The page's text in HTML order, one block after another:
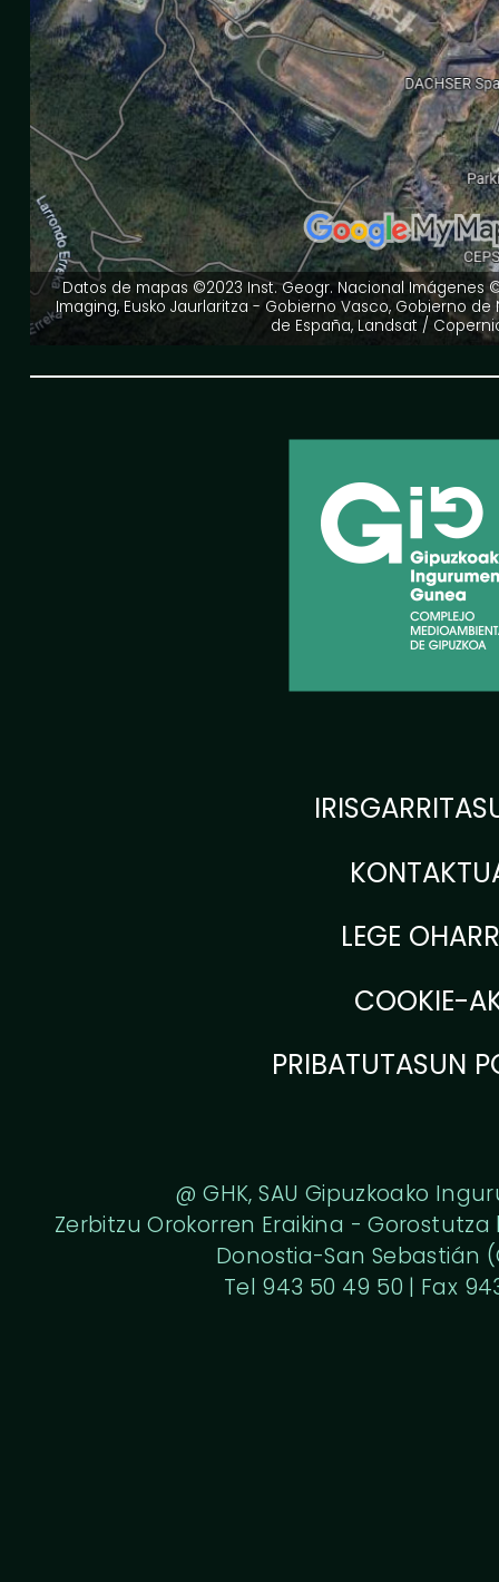
Datos de mapas ©2023 Inst. Geogr. Nacional Imágenes
Imaging, Eusko Jaurlaritza - Gobierno Vasco, Gobierno
de España, Landsat /
LEGE
COOKIE-
PRIBATUTASUN
@ GHK, SAU Gipuzkoako
Zerbitzu Orokorren Eraikina - Gorostutza
Donostia-San Sebastián
Tel 943 50 49 50 | Fax